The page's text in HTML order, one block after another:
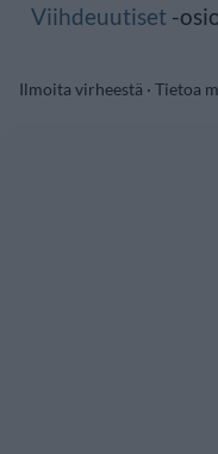
Viihdeuutiset -
Ilmoita virheestä · Tietoa